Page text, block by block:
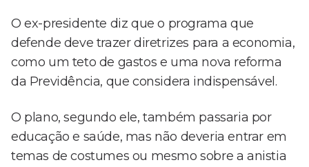
O ex-presidente diz que o programa que
defende deve trazer diretrizes para a economia,
como um teto de gastos e uma nova reforma
da Previdência, que considera indispensável.
O plano, segundo ele, também passaria por
educação e saúde, mas não deveria entrar em
temas de costumes ou mesmo sobre a anistia